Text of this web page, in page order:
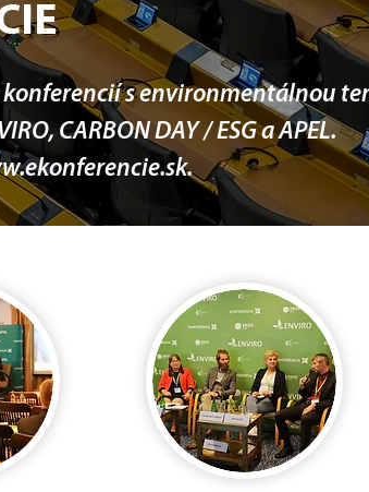
konferencií s environmentálnou
CARBON DAY / ESG a APEL.
.